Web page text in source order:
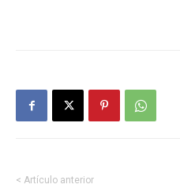
< Artículo anterior